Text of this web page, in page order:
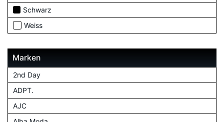
Schwarz
Weiss
Marken
2nd Day
ADPT.
AJC